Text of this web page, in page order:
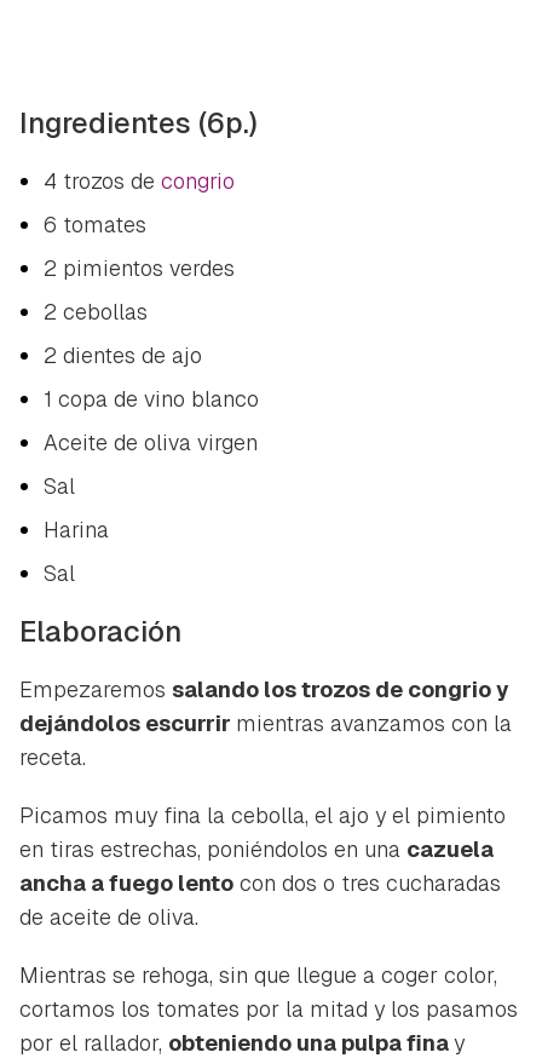
Ingredientes (6p.)
4 trozos de congrio
6 tomates
2 pimientos verdes
2 cebollas
2 dientes de ajo
1 copa de vino blanco
Aceite de oliva virgen
Sal
Harina
Sal
Elaboración
Empezaremos salando los trozos de congrio y
dejándolos escurrir mientras avanzamos con la
receta.
Picamos muy fina la cebolla, el ajo y el pimiento
en tiras estrechas, poniéndolos en una cazuela
ancha a fuego lento con dos o tres cucharadas
de aceite de oliva.
Mientras se rehoga, sin que llegue a coger color,
cortamos los tomates por la mitad y los pasamos
por el rallador, obteniendo una pulpa finay